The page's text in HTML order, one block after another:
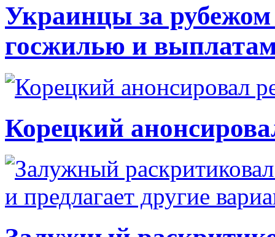
Украинцы за рубежом
госжилью и
Корецкий